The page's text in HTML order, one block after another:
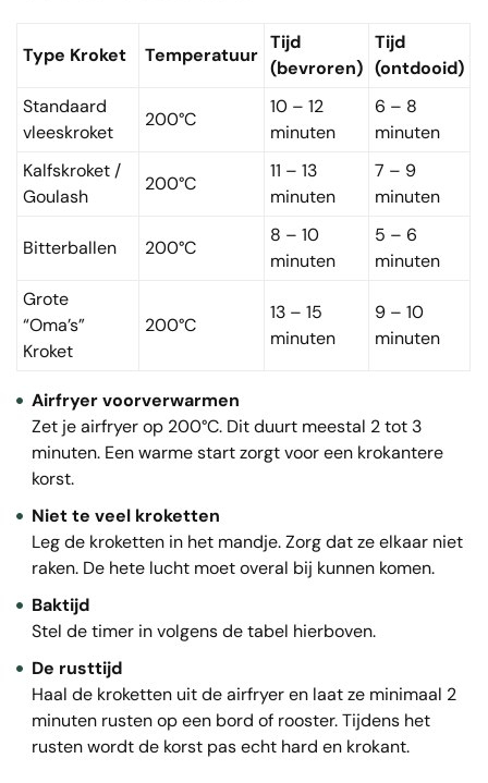
Type Kroket Temperatuur
Tijd
(bevroren)
Tijd
(ontdooid)
Standaard
vleeskroket
200°C
10 – 12
minuten
6 – 8
minuten
Kalfskroket /
Goulash
200°C
11 – 13
minuten
7 – 9
minuten
Bitterballen 200°C
8 – 10
minuten
5 – 6
minuten
Grote
“Oma’s”
Kroket
200°C
13 – 15
minuten
9 – 10
minuten
Airfryer voorverwarmen
Zet je airfryer op 200°C. Dit duurt meestal 2 tot 3
minuten. Een warme start zorgt voor een krokantere
korst.
Niet te veel kroketten
Leg de kroketten in het mandje. Zorg dat ze elkaar niet
raken. De hete lucht moet overal bij kunnen komen.
Baktijd
Stel de timer in volgens de tabel hierboven.
De rusttijd
Haal de kroketten uit de airfryer en laat ze minimaal 2
minuten rusten op een bord of rooster. Tijdens het
rusten wordt de korst pas echt hard en krokant.